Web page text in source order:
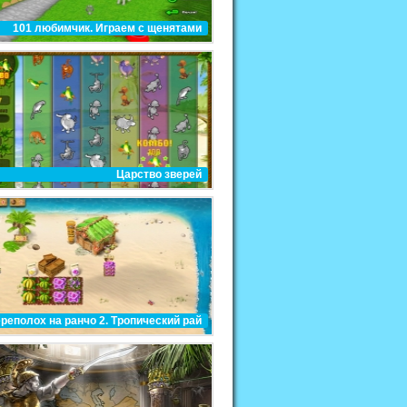
101 любимчик. Играем с щенятами
Царство зверей
на ранчо 2. Тропический рай